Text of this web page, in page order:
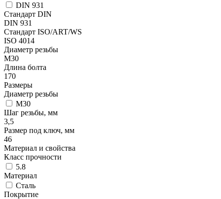
DIN 931
Стандарт DIN
DIN 931
Стандарт ISO/ART/WS
ISO 4014
Диаметр резьбы
М30
Длина болта
170
Размеры
Диаметр резьбы
М30
Шаг резьбы, мм
3,5
Размер под ключ, мм
46
Материал и свойства
Класс прочности
5.8
Материал
Сталь
Покрытие